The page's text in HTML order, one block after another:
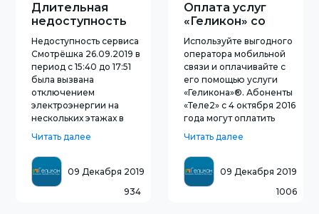
Длительная
недоступность
сервиса
Смотрёшка
Недоступность сервиса
Смотрёшка 26.09.2019 в
период с 15:40 до 17:51
была вызвана
отключением
электроэнергии на
нескольких этажах в
дата-центре ММТС-9 (г.
Москва, ул. Бутлерова
д.7), к которому привела
просадка по питанию на
электрической
Читать далее
09 Декабря 2019
934
Оплата услуг
«Геликон» со
счёта
мобильного
номера
Используйте выгодного
оператора мобильной
связи и оплачивайте с
его помощью услуги
«Геликона»®. Абоненты
«Теле2» c 4 октября 2016
года могут оплатить
услуги «Геликона»® со
счёта своего
мобильного. Совершить
платёж можно
используя форму
Читать далее
09 Декабря 2019
1006